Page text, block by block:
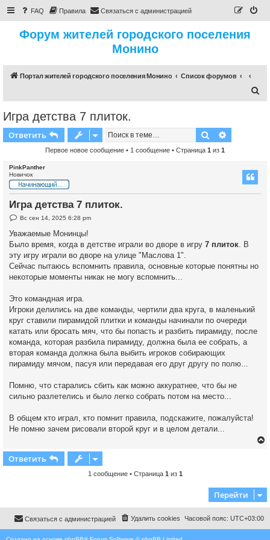
FAQ Правила Связаться с администрацией
Форум жителей городского поселения
Монино
Портал жителей городского поселения Монино
Список форумов
Игра детства 7 плиток.
Ответить Поиск
Первое новое сообщение • 1 сообщение • Страница 1 из 1
PinkPanther
Новичок
Игра детства 7 плиток.
Н
п
р
о
ч
и
т
а
н
о
е
с
о
о
б
щ
е
н
и
е
Вс сен 14, 2025 6:28 pm
Уважаемые Монинцы!
Было время, когда в детстве играли во дворе в игру 7 плиток. В
эту игру играли во дворе на улице "Маслова 1".
Сейчас пытаюсь вспомнить правила, основные которые понятны но
некоторые моменты никак не могу вспомнить...
Это командная игра.
Игроки делились на две команды, чертили два круга, в маленький
круг ставили пирамидой плитки и команды начинали по очереди
катать или бросать мяч, что бы попасть и разбить пирамиду, после
команда, которая разбила пирамиду, должна была ее собрать, а
вторая команда должна была выбить игроков собирающих
пирамиду мячом, пасуя или передавая его друг другу по полю...
Помню, что старались сбить как можно аккуратнее, что бы не
сильно разлетелись и было легко собрать потом на место...
В общем кто играл, кто помнит правила, подскажите, пожалуйста!
Не помню зачем рисовали второй круг и в целом детали...
Ответить
1 сообщение • Страница 1 из 1
Перейти
Часовой пояс: UTC+03:00
Удалить cookies
Связаться с администрацией